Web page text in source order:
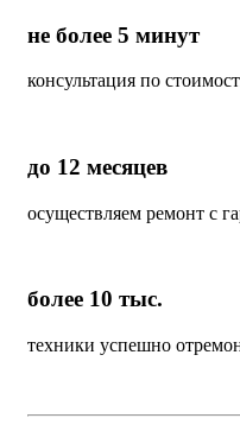
не более 5 минут
консультация по
до 12 месяцев
осуществляем ремонт с
более 10 тыс.
техники успешно